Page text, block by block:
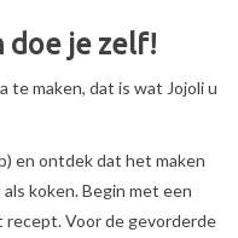
doe je zelf!
te maken, dat is wat Jojoli u
en ontdek dat het maken
koken. Begin met een
Voor de gevorderde